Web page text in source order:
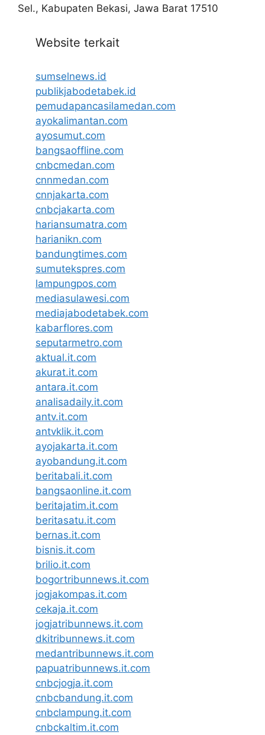
Sel., Kabupaten Bekasi, Jawa Barat 17510
Website terkait
sumselnews.id
publikjabodetabek.id
pemudapancasilamedan.com
ayokalimantan.com
ayosumut.com
bangsaoffline.com
cnbcmedan.com
cnnmedan.com
cnnjakarta.com
cnbcjakarta.com
hariansumatra.com
harianikn.com
bandungtimes.com
sumutekspres.com
lampungpos.com
mediasulawesi.com
mediajabodetabek.com
kabarflores.com
seputarmetro.com
aktual.it.com
akurat.it.com
antara.it.com
analisadaily.it.com
antv.it.com
antvklik.it.com
ayojakarta.it.com
ayobandung.it.com
beritabali.it.com
bangsaonline.it.com
beritajatim.it.com
beritasatu.it.com
bernas.it.com
bisnis.it.com
brilio.it.com
bogortribunnews.it.com
jogjakompas.it.com
cekaja.it.com
jogjatribunnews.it.com
dkitribunnews.it.com
medantribunnews.it.com
papuatribunnews.it.com
cnbcjogja.it.com
cnbcbandung.it.com
cnbclampung.it.com
cnbckaltim.it.com